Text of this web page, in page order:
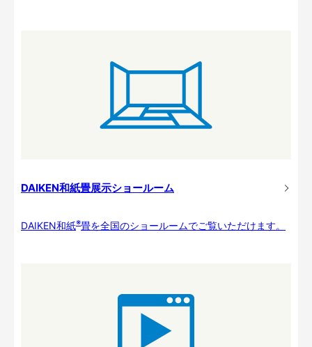
DAIKEN和紙畳展示ショールーム
DAIKEN和紙※畳を全国のショールームでご覧いただけます。